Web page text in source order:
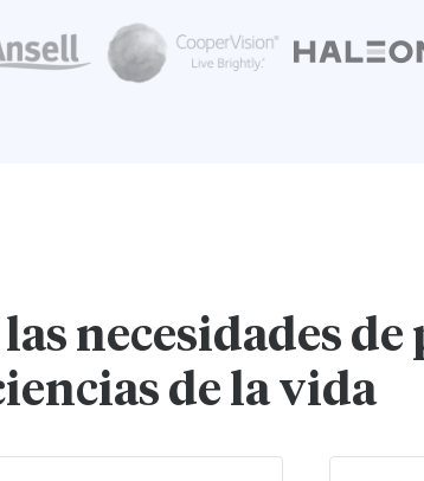
necesidades
de la vida